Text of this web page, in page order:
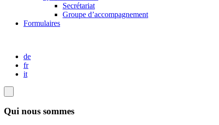
Secrétariat
Groupe d’accompagnement
Formulaires
de
fr
it
Qui nous sommes